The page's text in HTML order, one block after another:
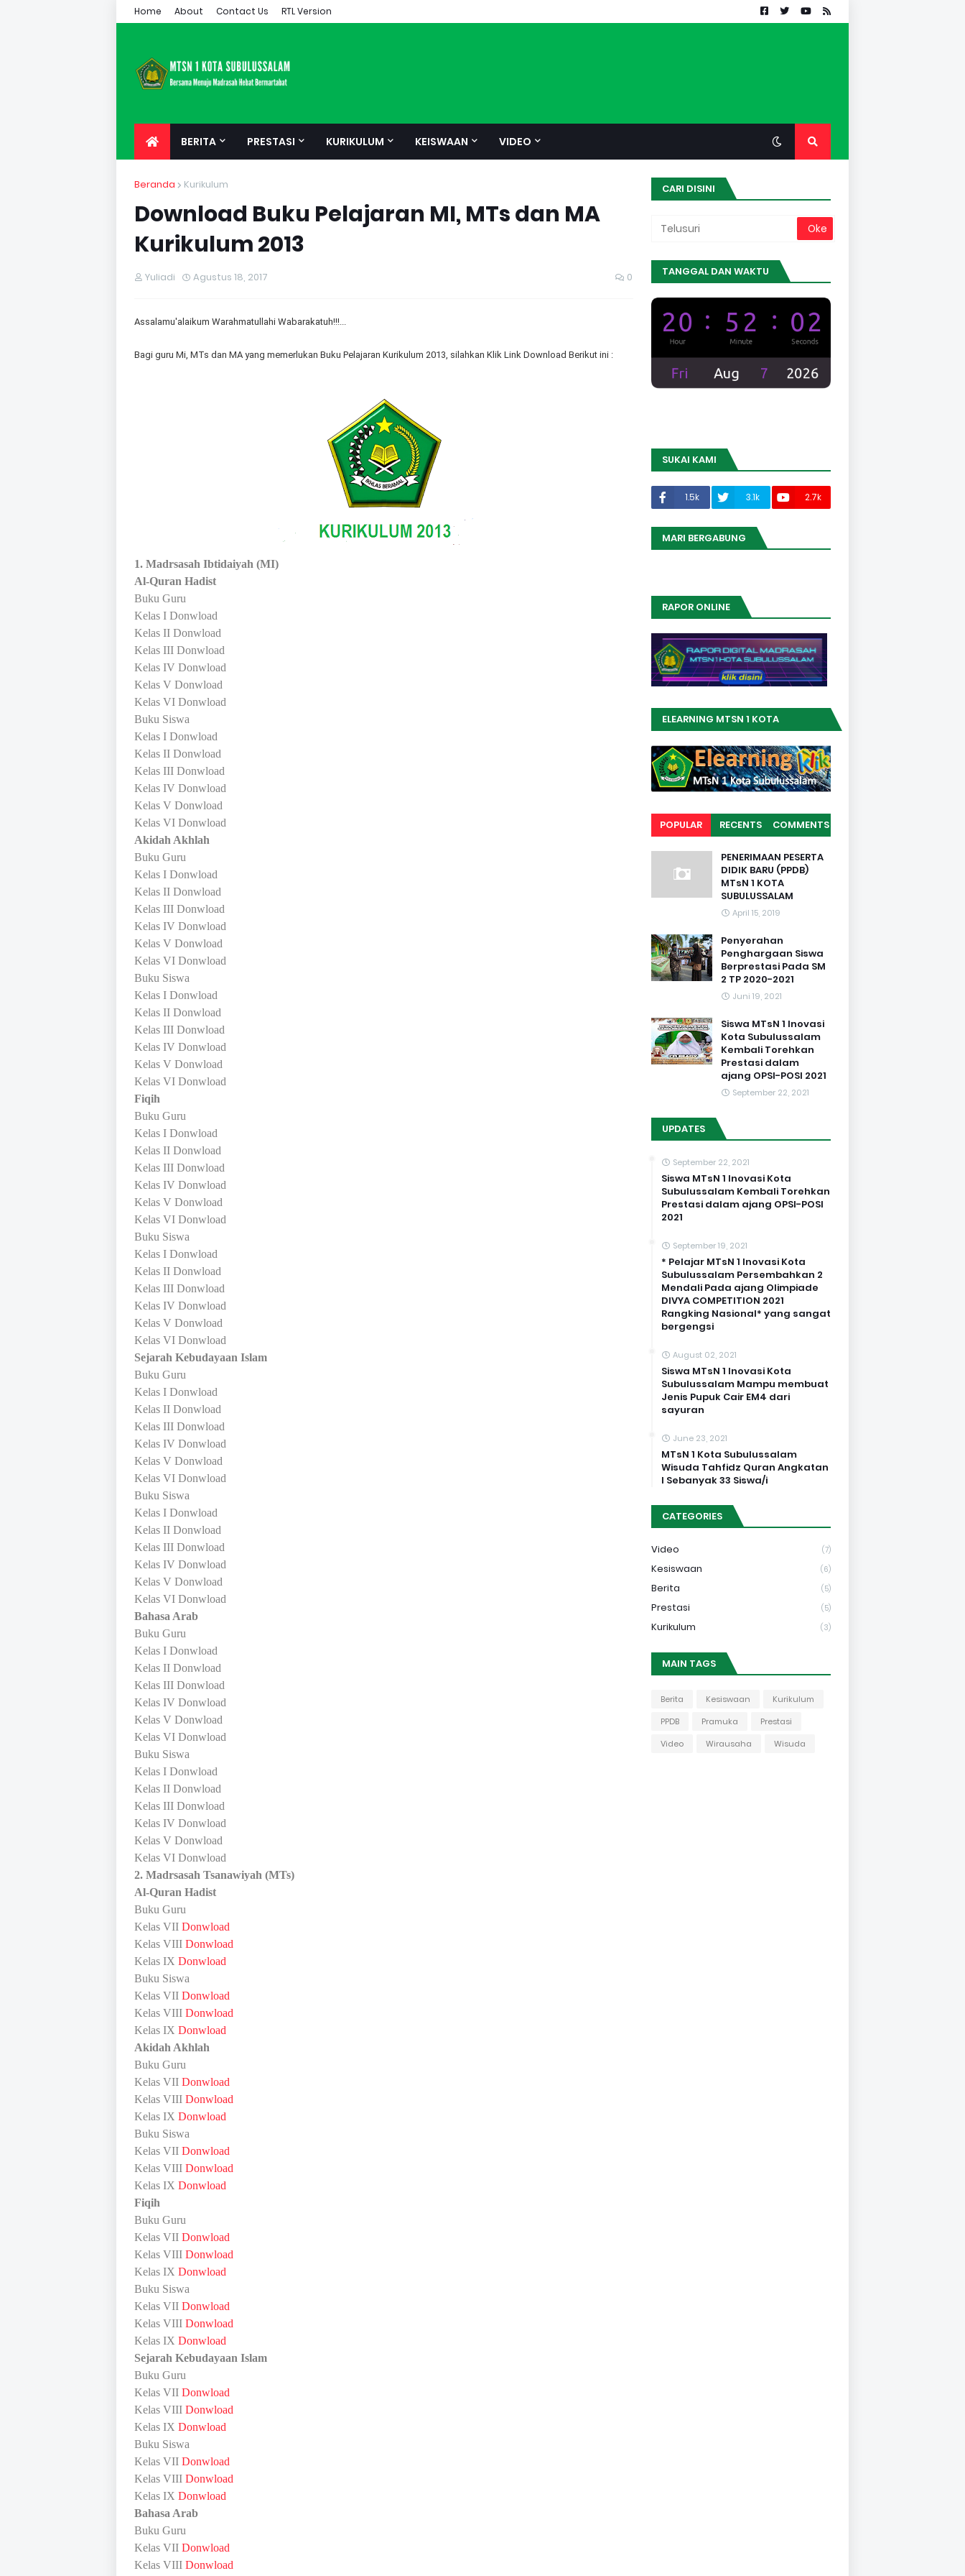
Home About Contact Us RTL Version
BERITA PRESTASI KURIKULUM KEISWAAN VIDEO
Beranda Kurikulum
Download Buku Pelajaran MI, MTs dan MA
Kurikulum 2013
Yuliadi Agustus 18, 2017 0
Assalamu'alaikum Warahmatullahi Wabarakatuh!!!...
Bagi guru Mi, MTs dan MA yang memerlukan Buku Pelajaran Kurikulum 2013, silahkan Klik Link Download Berikut ini :
1. Madrsasah Ibtidaiyah (MI)
Al-Quran Hadist
Buku Guru
Kelas I Donwload
Kelas II Donwload
Kelas III Donwload
Kelas IV Donwload
Kelas V Donwload
Kelas VI Donwload
Buku Siswa
Kelas I Donwload
Kelas II Donwload
Kelas III Donwload
Kelas IV Donwload
Kelas V Donwload
Kelas VI Donwload
Akidah Akhlah
Buku Guru
Kelas I Donwload
Kelas II Donwload
Kelas III Donwload
Kelas IV Donwload
Kelas V Donwload
Kelas VI Donwload
Buku Siswa
Kelas I Donwload
Kelas II Donwload
Kelas III Donwload
Kelas IV Donwload
Kelas V Donwload
Kelas VI Donwload
Fiqih
Buku Guru
Kelas I Donwload
Kelas II Donwload
Kelas III Donwload
Kelas IV Donwload
Kelas V Donwload
Kelas VI Donwload
Buku Siswa
Kelas I Donwload
Kelas II Donwload
Kelas III Donwload
Kelas IV Donwload
Kelas V Donwload
Kelas VI Donwload
Sejarah Kebudayaan Islam
Buku Guru
Kelas I Donwload
Kelas II Donwload
Kelas III Donwload
Kelas IV Donwload
Kelas V Donwload
Kelas VI Donwload
Buku Siswa
Kelas I Donwload
Kelas II Donwload
Kelas III Donwload
Kelas IV Donwload
Kelas V Donwload
Kelas VI Donwload
Bahasa Arab
Buku Guru
Kelas I Donwload
Kelas II Donwload
Kelas III Donwload
Kelas IV Donwload
Kelas V Donwload
Kelas VI Donwload
Buku Siswa
Kelas I Donwload
Kelas II Donwload
Kelas III Donwload
Kelas IV Donwload
Kelas V Donwload
Kelas VI Donwload
2. Madrsasah Tsanawiyah (MTs)
Al-Quran Hadist
Buku Guru
Kelas VII Donwload
Kelas VIII Donwload
Kelas IX Donwload
Buku Siswa
Kelas VII Donwload
Kelas VIII Donwload
Kelas IX Donwload
Akidah Akhlah
Buku Guru
Kelas VII Donwload
Kelas VIII Donwload
Kelas IX Donwload
Buku Siswa
Kelas VII Donwload
Kelas VIII Donwload
Kelas IX Donwload
Fiqih
Buku Guru
Kelas VII Donwload
Kelas VIII Donwload
Kelas IX Donwload
Buku Siswa
Kelas VII Donwload
Kelas VIII Donwload
Kelas IX Donwload
Sejarah Kebudayaan Islam
Buku Guru
Kelas VII Donwload
Kelas VIII Donwload
Kelas IX Donwload
Buku Siswa
Kelas VII Donwload
Kelas VIII Donwload
Kelas IX Donwload
Bahasa Arab
Buku Guru
Kelas VII Donwload
Kelas VIII Donwload
CARI DISINI
TANGGAL DAN WAKTU
SUKAI KAMI
1.5k 3.1k 2.7k
MARI BERGABUNG
RAPOR ONLINE
ELEARNING MTSN 1 KOTA
SUBULUSSALAM
POPULAR RECENTS COMMENTS
PENERIMAAN PESERTA
DIDIK BARU (PPDB)
MTsN 1 KOTA
SUBULUSSALAM
April 15, 2019
Penyerahan
Penghargaan Siswa
Berprestasi Pada SM
2 TP 2020-2021
Juni 19, 2021
Siswa MTsN 1 Inovasi
Kota Subulussalam
Kembali Torehkan
Prestasi dalam
ajang OPSI-POSI 2021
September 22, 2021
UPDATES
September 22, 2021
Siswa MTsN 1 Inovasi Kota
Subulussalam Kembali Torehkan
Prestasi dalam ajang OPSI-POSI
2021
September 19, 2021
* Pelajar MTsN 1 Inovasi Kota
Subulussalam Persembahkan 2
Mendali Pada ajang Olimpiade
DIVYA COMPETITION 2021
Rangking Nasional* yang sangat
bergengsi
August 02, 2021
Siswa MTsN 1 Inovasi Kota
Subulussalam Mampu membuat
Jenis Pupuk Cair EM4 dari
sayuran
June 23, 2021
MTsN 1 Kota Subulussalam
Wisuda Tahfidz Quran Angkatan
I Sebanyak 33 Siswa/i
CATEGORIES
Video (7)
Kesiswaan (6)
Berita (5)
Prestasi (5)
Kurikulum (3)
MAIN TAGS
Berita Kesiswaan
Kurikulum
PPDB
Pramuka
Prestasi
Video
Wirausaha Wisuda